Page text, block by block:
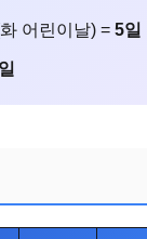
어린이날) = 5일